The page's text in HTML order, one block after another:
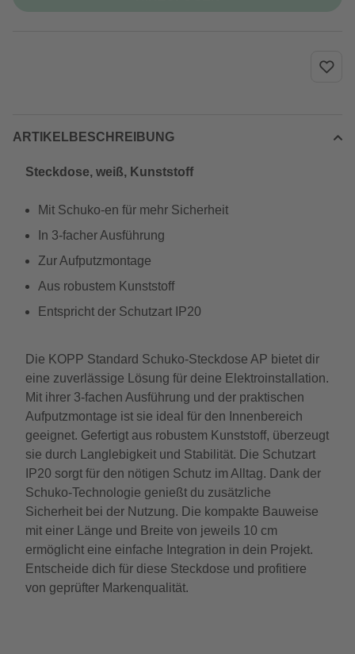
ARTIKELBESCHREIBUNG
Steckdose, weiß, Kunststoff
Mit Schuko-en für mehr Sicherheit
In 3-facher Ausführung
Zur Aufputzmontage
Aus robustem Kunststoff
Entspricht der Schutzart IP20
Die KOPP Standard Schuko-Steckdose AP bietet dir
eine zuverlässige Lösung für deine Elektroinstallation.
Mit ihrer 3-fachen Ausführung und der praktischen
Aufputzmontage ist sie ideal für den Innenbereich
geeignet. Gefertigt aus robustem Kunststoff, überzeugt
sie durch Langlebigkeit und Stabilität. Die Schutzart
IP20 sorgt für den nötigen Schutz im Alltag. Dank der
Schuko-Technologie genießt du zusätzliche
Sicherheit bei der Nutzung. Die kompakte Bauweise
mit einer Länge und Breite von jeweils 10 cm
ermöglicht eine einfache Integration in dein Projekt.
Entscheide dich für diese Steckdose und profitiere
von geprüfter Markenqualität.